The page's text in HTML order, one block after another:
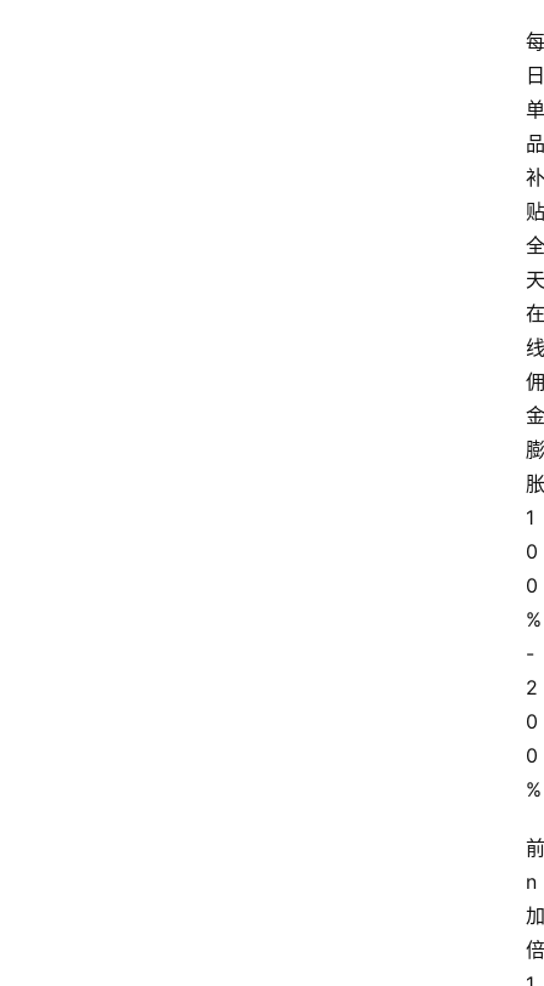
每
日
单
品
补
贴
全
天
在
线
佣
金
膨
胀
1
0
0
%
-
2
0
0
%
前
n
加
倍